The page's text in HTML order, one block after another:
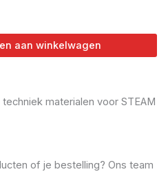
aan winkelwagen
materialen voor STEAM
of je bestelling? Ons team